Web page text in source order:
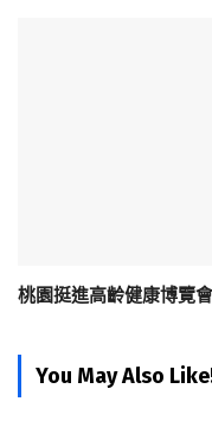
桃園挺進高齡健康博覽
You May Also